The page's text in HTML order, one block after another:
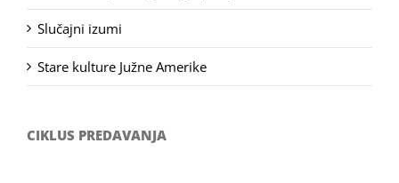
Slučajni izumi
Stare kulture Južne Amerike
CIKLUS PREDAVANJA